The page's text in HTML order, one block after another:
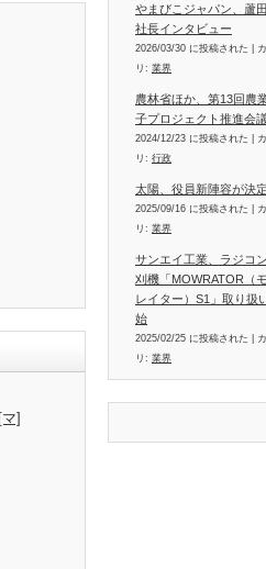
[マ]
やまびこジャパン、蘆
社長インタビュー
2026/03/30 に投稿された
リ: 業界
農林省ほか、第13回農
子プロジェクト推進会
2024/12/23 に投稿された
リ: 行政
太陽、役員新陣容が決定
2025/09/16 に投稿された
リ: 業界
サンエイ工業、ラジコ
刈機「MOWRATOR（
レイター）S1」取り扱
始
2025/02/25 に投稿された
リ: 業界